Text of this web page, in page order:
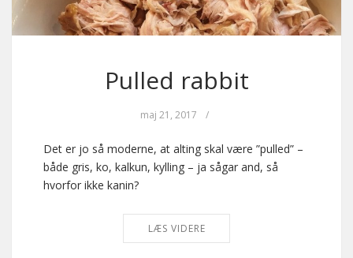
Pulled rabbit
maj 21, 2017 /
Det er jo så moderne, at alting skal være ”pulled” –
både gris, ko, kalkun, kylling – ja sågar and, så
hvorfor ikke kanin?
LÆS VIDERE